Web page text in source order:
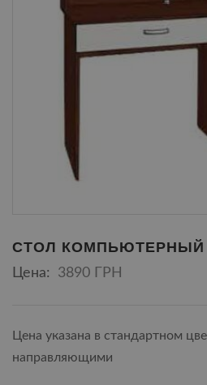
СТОЛ КОМПЬЮТЕРНЫЙ
Цена: 3890 ГРН
Цена указана в стандартном
направляющими